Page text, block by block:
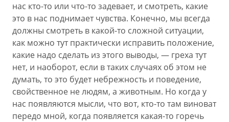
нас кто-то или что-то задевает, и смотреть, какие
это в нас поднимает чувства. Конечно, мы всегда
должны смотреть в какой-то сложной ситуации,
как можно тут практически исправить положение,
какие надо сделать из этого выводы, — греха тут
нет, и наоборот, если в таких случаях об этом не
думать, то это будет небрежность и поведение,
свойственное не людям, а животным. Но когда у
нас появляются мысли, что вот, кто-то там виноват
передо мной, когда появляется какая-то горечь